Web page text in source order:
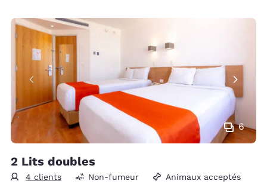
6
2 Lits doubles
4 clients Non-fumeur Animaux acceptés